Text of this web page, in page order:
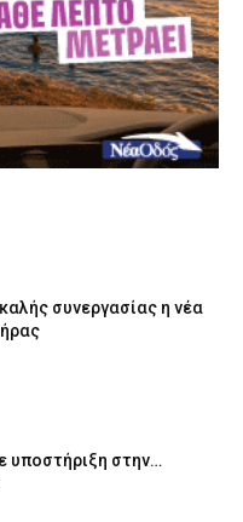
συνεργασίας η νέα
υποστήριξη στην…